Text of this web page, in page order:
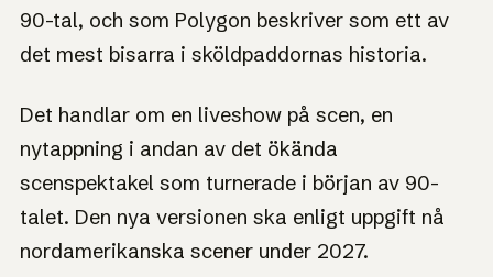
90-tal, och som Polygon beskriver som ett av
det mest bisarra i sköldpaddornas historia.
Det handlar om en liveshow på scen, en
nytappning i andan av det ökända
scenspektakel som turnerade i början av 90-
talet. Den nya versionen ska enligt uppgift nå
nordamerikanska scener under 2027.